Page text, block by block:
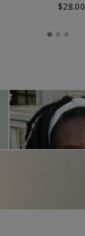
$28.00